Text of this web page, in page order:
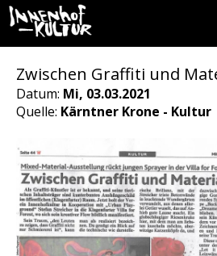
Zwischen Graffiti und
Datum: Mi, 03.03.2021
Quelle: Kärntner Krone -